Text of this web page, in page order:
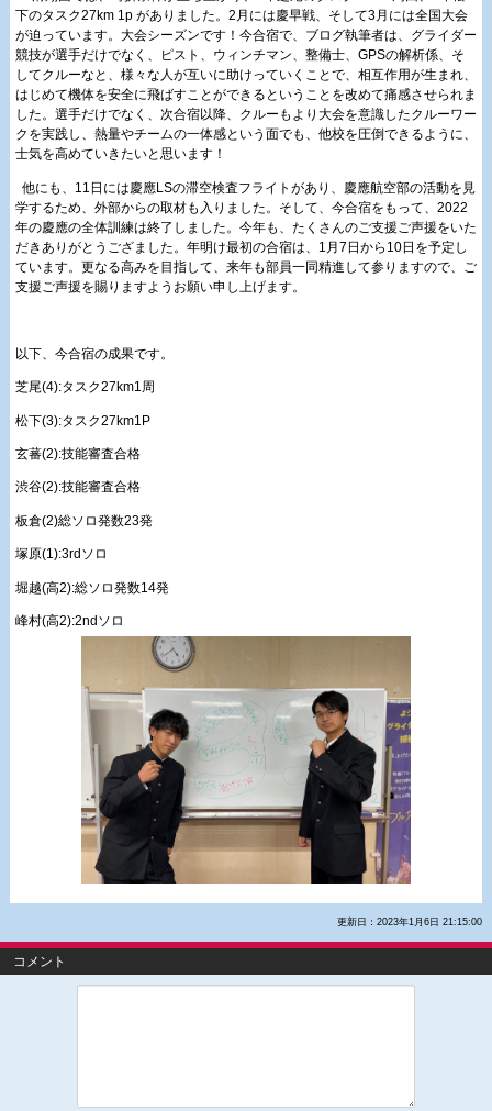
下のタスク27km 1p がありました。2月には慶早戦、そして3月には全国大会
が迫っています。大会シーズンです！今合宿で、ブログ執筆者は、グライダー
競技が選手だけでなく、ピスト、ウィンチマン、整備士、GPSの解析係、そ
してクルーなと、様々な人が互いに助けっていくことで、相互作用が生まれ、
はじめて機体を安全に飛ばすことができるということを改めて痛感させられま
した。選手だけでなく、次合宿以降、クルーもより大会を意識したクルーワー
クを実践し、熱量やチームの一体感という面でも、他校を圧倒できるように、
士気を高めていきたいと思います！
他にも、11日には慶應LSの滞空検査フライトがあり、慶應航空部の活動を見
学するため、外部からの取材も入りました。そして、今合宿をもって、2022
年の慶應の全体訓練は終了しました。今年も、たくさんのご支援ご声援をいた
だきありがとうござました。年明け最初の合宿は、1月7日から10日を予定し
ています。更なる高みを目指して、来年も部員一同精進して参りますので、ご
支援ご声援を賜りますようお願い申し上げます。
以下、今合宿の成果です。
芝尾(4):タスク27km1周
松下(3):タスク27km1P
玄蕃(2):技能審査合格
渋谷(2):技能審査合格
板倉(2)総ソロ発数23発
塚原(1):3rdソロ
堀越(高2):総ソロ発数14発
峰村(高2):2ndソロ
更新日：2023年1月6日 21:15:00
コメント